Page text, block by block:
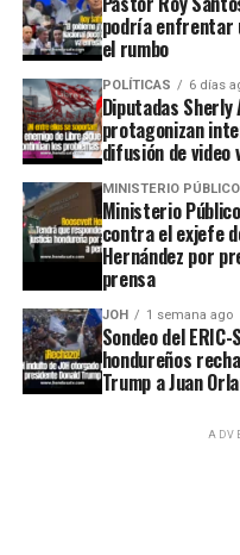
podría enfrentar
el rumbo
POLÍTICAS 6 días
Diputadas Sherly
protagonizan
difusión de video
MINISTERIO PÚBLICO
Ministerio
contra el exjefe
Hernández por
prensa
JOH 1 semana ago
Sondeo del
hondureños
Trump a Juan